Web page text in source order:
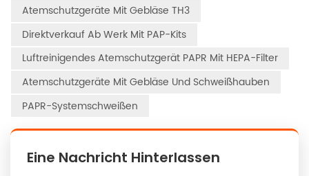
Atemschutzgeräte Mit Gebläse TH3
Direktverkauf Ab Werk Mit PAP-Kits
Luftreinigendes Atemschutzgerät PAPR Mit HEPA-Filter
Atemschutzgeräte Mit Gebläse Und Schweißhauben
PAPR-Systemschweißen
Eine Nachricht Hinterlassen